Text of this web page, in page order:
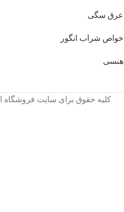
عرق سگی
خواص شراب انگور
هنسی
کلیه حقوق برای سایت فروشگاه